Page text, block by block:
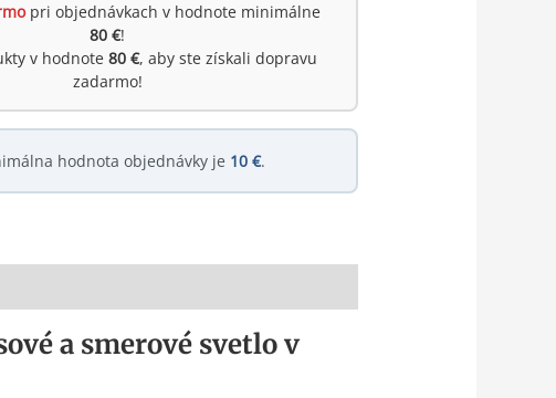
pri objednávkach v hodnote minimálne
80 €!
v hodnote80 €, aby ste získali dopravu
zadarmo!
hodnota objednávky je 10 €.
a smerové svetlo v